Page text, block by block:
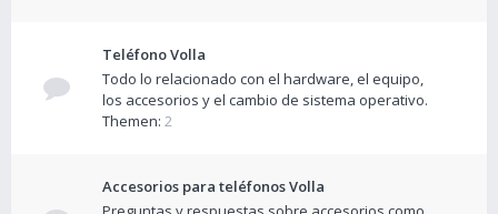
Teléfono Volla
Todo lo relacionado con el hardware, el equipo,
los accesorios y el cambio de sistema operativo.
Themen: 2
Accesorios para teléfonos Volla